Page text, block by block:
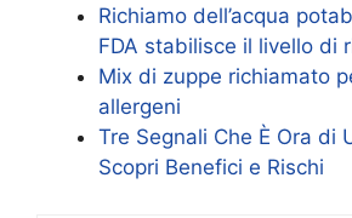
Richiamo dell’acqua
FDA stabilisce il livello di
Mix di zuppe richiamato
allergeni
Tre Segnali Che È Ora di
Scopri Benefici e Rischi